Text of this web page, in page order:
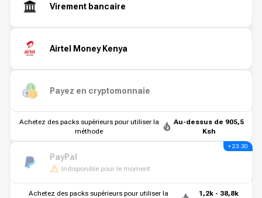
Virement bancaire
Airtel Money Kenya
Payez en cryptomonnaie
Achetez des packs supérieurs pour utiliser la
méthode
Au-dessus de 905,5
Ksh
PayPal
Indisponible pour le moment
+ 23.30
Achetez des packs supérieurs pour utiliser la
1,2k - 38,8k